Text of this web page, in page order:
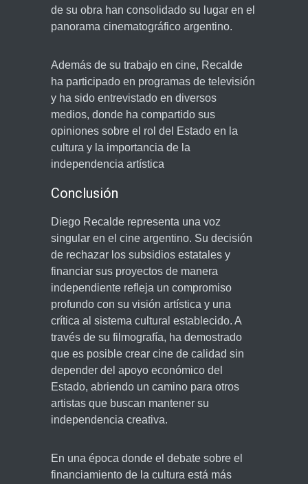
de su obra han consolidado su lugar en el
panorama cinematográfico argentino.
Además de su trabajo en cine, Recalde
ha participado en programas de televisión
y ha sido entrevistado en diversos
medios, donde ha compartido sus
opiniones sobre el rol del Estado en la
cultura y la importancia de la
independencia artística
Conclusión
Diego Recalde representa una voz
singular en el cine argentino. Su decisión
de rechazar los subsidios estatales y
financiar sus proyectos de manera
independiente refleja un compromiso
profundo con su visión artística y una
crítica al sistema cultural establecido. A
través de su filmografía, ha demostrado
que es posible crear cine de calidad sin
depender del apoyo económico del
Estado, abriendo un camino para otros
artistas que buscan mantener su
independencia creativa.
En una época donde el debate sobre el
financiamiento de la cultura está más